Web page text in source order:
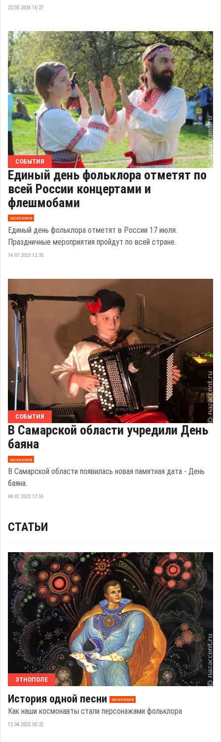
22.05.2024 16:27
СОБЫТИЯ
Единый день фольклора отметят по
всей России концертами и
флешмобами
эксклюзив
Единый день фольклора отметят в России 17 июля.
Праздничные мероприятия пройдут по всей стране.
14.07.2023 12:35
СОБЫТИЯ
В Самарской области учредили День
баяна
эксклюзив
В Самарской области появилась новая памятная дата - День
баяна.
04.07.2023 17:55
СТАТЬИ
ЭТНОПОЛЕ
История одной песни эксклюзив
Как наши космонавты стали персонажами фольклора
12.04.2022 00:32